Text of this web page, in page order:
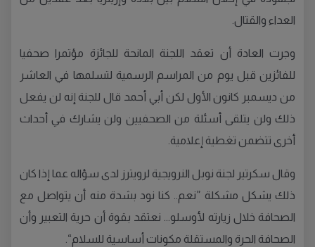
العداء والقتال.
وجرت العادة أن تعقد اللجنة المانحة للجائزة مؤتمرا صحفيا
للفائزين قبل يوم من المراسم الرسمية لتسلمها في العاشر
من ديسمبر كانون الأول لكن أبي أحمد قال للجنة إنه لن يفعل
ذلك ولن يتلقى أسئلة من الصحفيين ولن يشارك في أحداث
أخرى تتضمن تغطية إعلامية.
وقال سكرتير لجنة نوبل النرويجية لرويترز لدى سؤاله عما إذا كان
ذلك يشكل مشكلة ”نعم.. كنا نود بشدة منه أن يتواصل مع
الصحافة خلال زيارته لأوسلو... نعتقد بقوة أن حرية التعبير وأن
الصحافة الحرة والمستقلة مكونات أساسية للسلام“.